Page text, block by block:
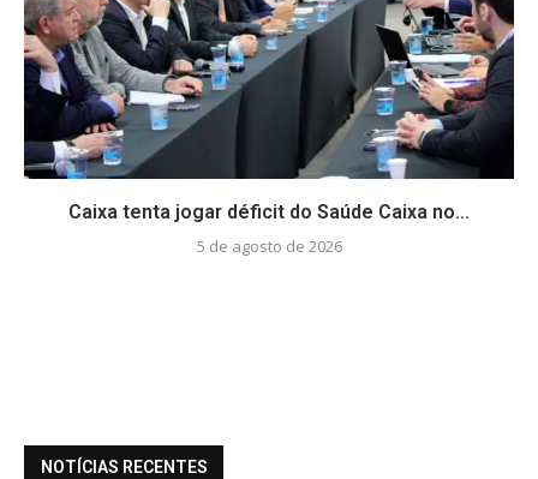
Caixa tenta jogar déficit do Saúde Caixa no...
5 de agosto de 2026
NOTÍCIAS RECENTES